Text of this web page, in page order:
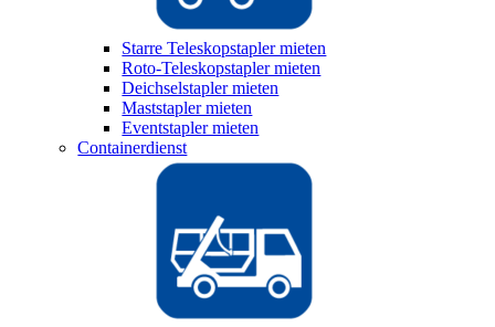
Starre Teleskopstapler mieten
Roto-Teleskopstapler mieten
Deichselstapler mieten
Maststapler mieten
Eventstapler mieten
Containerdienst